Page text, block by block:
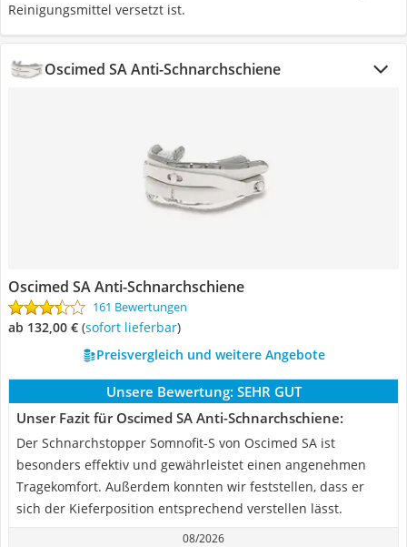
Reinigungsmittel versetzt ist.
Oscimed SA Anti-Schnarchschiene
Oscimed SA Anti-Schnarchschiene
161 Bewertungen
ab 132,00 € ( Sofort lieferbar)
Preisvergleich und weitere Angebote
Unsere Bewertung: SEHR GUT
Unser Fazit für Oscimed SA Anti-Schnarchschiene:
Der Schnarchstopper Somnofit-S von Oscimed SA ist
besonders effektiv und gewährleistet einen angenehmen
Tragekomfort. Außerdem konnten wir feststellen, dass er
sich der Kieferposition entsprechend verstellen lässt.
08/2026